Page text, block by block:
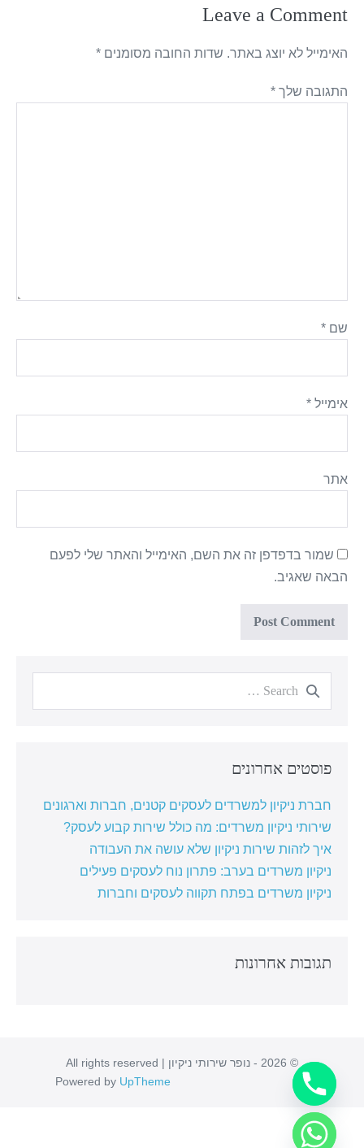
Leave a Comment
האימייל לא יוצג באתר. שדות החובה מסומנים *
התגובה שלך*
שם *
אימייל*
אתר
שמור בדפדפן זה את השם, האימייל והאתר שלי לפעם
הבאה שאגיב.
פוסטים אחרונים
חברת ניקיון למשרדים לעסקים קטנים, חברות וארגונים
שירותי ניקיון משרדים: מה כולל שירות קבוע לעסק?
איך לזהות שירות ניקיון שלא עושה את העבודה
ניקיון משרדים בערב: פתרון נוח לעסקים פעילים
ניקיון משרדים בפתח תקווה לעסקים וחברות
תגובות אחרונות
© 2026 - נופר שירותי ניקיון | All rights reserved
Powered byUpTheme